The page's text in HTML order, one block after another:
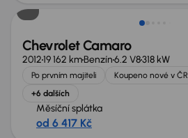
Chevrolet Camaro
201219 162 kmBenzín6.2 V8318 kW
Po prvním majiteli Koupeno nové v ČR
+6 dalších
Měsíční splátka
od 6 417 Kč
Možnost odpočtu DPH